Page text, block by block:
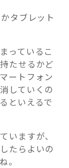
タブレット
っているこ
たせるかど
ートフォン
していくの
といえるで
いますが、
たらよいの
。